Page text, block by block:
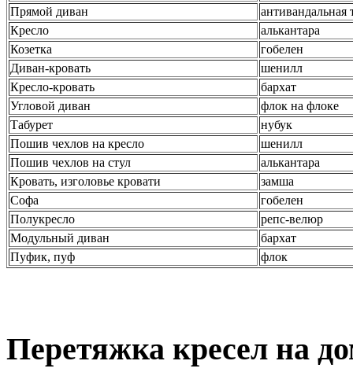
Прямой диван
антивандальная
Кресло
алькантара
Козетка
гобелен
Диван-кровать
шенилл
Кресло-кровать
бархат
Угловой диван
флок на флоке
Табурет
нубук
Пошив чехлов на кресло
шенилл
Пошив чехлов на стул
алькантара
Кровать, изголовье кровати
замша
Софа
гобелен
Полукресло
репс-велюр
Модульный диван
бархат
Пуфик, пуф
флок
Перетяжка кресел на